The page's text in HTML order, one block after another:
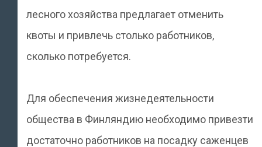
лесного хозяйства предлагает отменить
квоты и привлечь столько работников,
сколько потребуется.
Для обеспечения жизнедеятельности
общества в Финляндию необходимо привезти
достаточно работников на посадку саженцев